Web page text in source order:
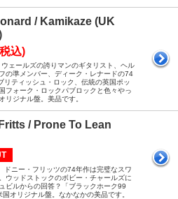
/ Kamikaze (UK
込)
ェールズの誇りマンのギタリスト、ヘル
の準メンバー、ディーク・レナードの74
リティッシュ・ロック、伝統の英国ポッ
フォーク・ロックパブロックと色々やっ
リジナル盤。美品です。
/ Prone To Lean
ドニー・フリッツの74年作は完璧なスワ
ウッドストックのボビー・チャールズに
ビルからの回答？「ブラックホーク99
オリジナル盤。なかなかの美品です。